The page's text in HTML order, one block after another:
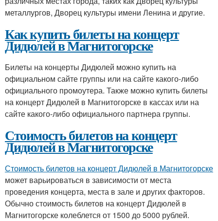
металлургов, Дворец культуры имени Ленина и другие.
Как купить билеты на концерт
Дидюлей в Магнитогорске
Билеты на концерты Дидюлей можно купить на
официальном сайте группы или на сайте какого-либо
официального промоутера. Также можно купить билеты
на концерт Дидюлей в Магнитогорске в кассах или на
сайте какого-либо официального партнера группы.
Стоимость билетов на концерт
Дидюлей в Магнитогорске
Стоимость билетов на концерт Дидюлей в Магнитогорске
может варьироваться в зависимости от места
проведения концерта, места в зале и других факторов.
Обычно стоимость билетов на концерт Дидюлей в
Магнитогорске колеблется от 1500 до 5000 рублей.